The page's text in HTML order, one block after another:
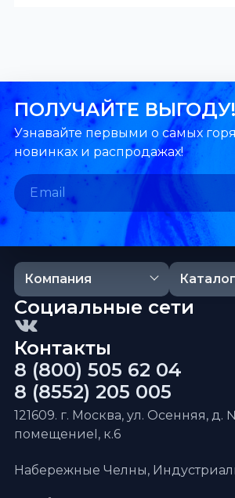
ПОЛУЧАЙТЕ ВЫГОДУ!
Узнавайте первыми о самых
новинках и распродажах!
Компания Каталог
Контакты
8 (800) 505 62 04
8 (8552) 205 005
121609. г. Москва, ул. Осенняя, д.
помещениеI, к.6
Набережные Челны,
Социальные сети